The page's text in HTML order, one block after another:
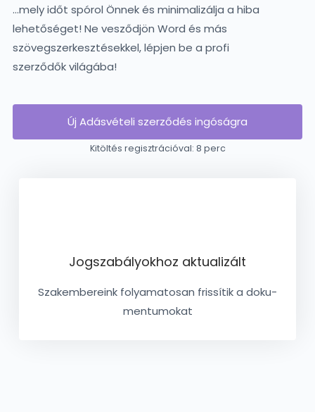
...mely időt spórol Önnek és minimalizálja a hiba
lehetőséget! Ne vesződjön Word és más
szövegszerkesztésekkel, lépjen be a profi
szerződők világába!
Új Adásvételi szerződés ingóságra
Kitöltés regisztrációval: 8 perc
Jog­sza­bá­lyok­hoz ak­tu­a­li­zált
Szak­em­be­re­ink fo­lya­ma­to­san fris­sí­tik a do­ku­
men­tu­mo­kat